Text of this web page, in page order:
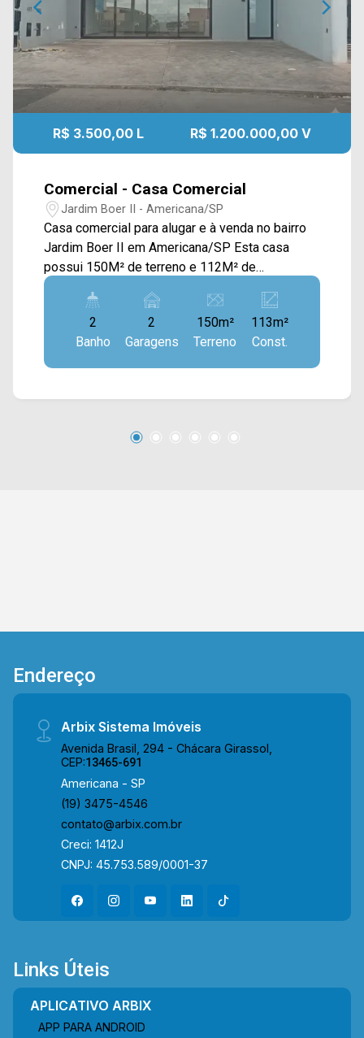
R$ 3.500,00 L R$ 1.200.000,00 V
Comercial - Casa Comercial
Jardim Boer II - Americana/SP
Casa comercial para alugar e à venda no bairro
Jardim Boer II em Americana/SP Esta casa
possui 150M² de terreno e 112M² de
construção, oferecendo uma ampla sala > 02
banheiros sociais; > 02 vagas de garagem.
*Aceita permuta. *Será entregue pronto
Localizado próximo à Av. Roma, Av. Parma e
Rod. Anhanguera. Esta região conta com
Prosperidade, supermercado Falcão e
Arbix Imóveis e agende a sua visita!! WhatsApp
2
Banho
2
Garagens
150m²
Terreno
113m²
Const.
Endereço
Arbix Sistema Imóveis
Avenida Brasil, 294 - Chácara Girassol,
CEP:13465-691
Americana - SP
(19) 3475-4546
contato@arbix.com.br
Creci: 1412J
CNPJ: 45.753.589/0001-37
Links Úteis
APLICATIVO ARBIX
APP PARA ANDROID